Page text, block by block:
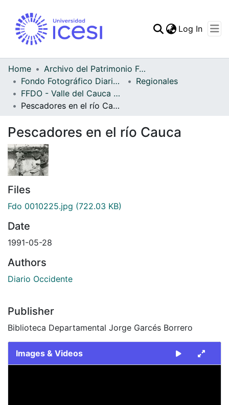
Statistics
Log In
Home
Archivo del Patrimonio Fotográfico y Fílmico del Valle del Cauca
Fondo Fotográfico Diario Occidente
Regionales
FFDO - Valle del Cauca - Patrimonial
Pescadores en el río Cauca
Pescadores en el río Cauca
Files
Fdo 0010225.jpg (722.03 KB)
Date
1991-05-28
Authors
Diario Occidente
Publisher
Biblioteca Departamental Jorge Garcés Borrero
Images & Videos